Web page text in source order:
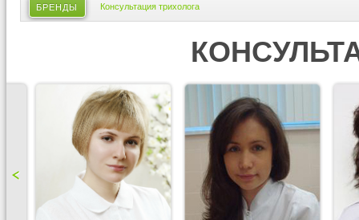
БРЕНДЫ Консультация трихолога